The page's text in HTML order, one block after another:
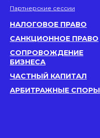
Партнерские сессии
НАЛОГОВОЕ ПРАВО
САНКЦИОННОЕ ПРАВО
СОПРОВОЖДЕНИЕ
БИЗНЕСА
ЧАСТНЫЙ КАПИТАЛ
АРБИТРАЖНЫЕ СПОРЫ